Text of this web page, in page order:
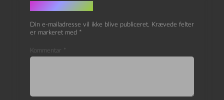
Skriv et svar
Din e-mailadresse vil ikke blive publiceret. Krævede felter
er markeret med *
Kommentar *